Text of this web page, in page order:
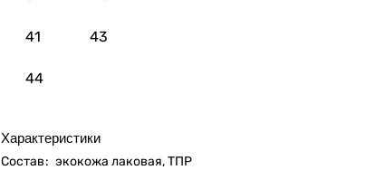
41 43
44
Характеристики
Состав: экокожа лаковая, ТПР